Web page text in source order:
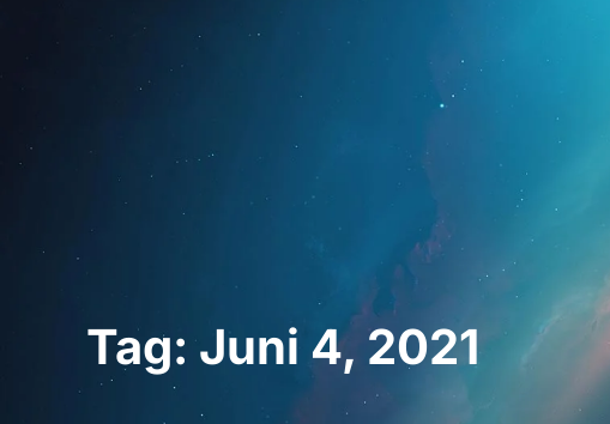
Startseite Für Fachleute
Tag: Juni 4, 2021